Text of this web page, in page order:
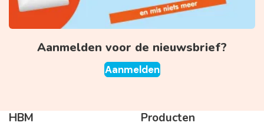
Aanmelden voor de nieuwsbrief?
Aanmelden
HBM Producten